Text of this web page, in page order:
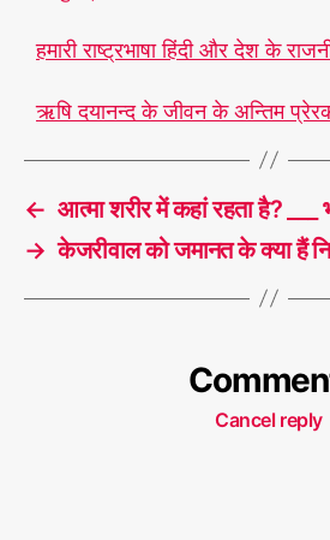
हमारी राष्ट्रभाषा हिंदी और देश के
ऋषि दयानन्द के जीवन के अन्तिम प्रेरक
← आत्मा शरीर में कहां रहता है? ___
→ केजरीवाल को जमानत के क्या हैं
Cancel reply